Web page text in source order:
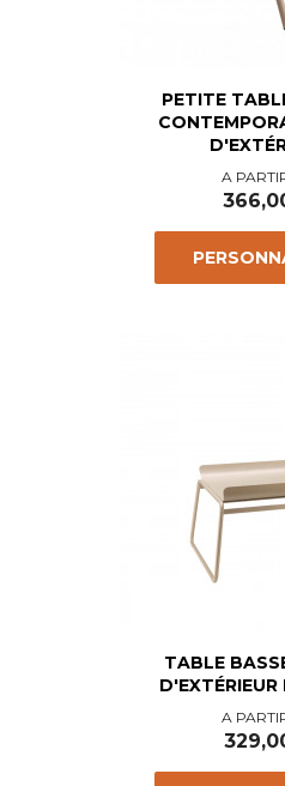
PETITE
A
TABLE
A